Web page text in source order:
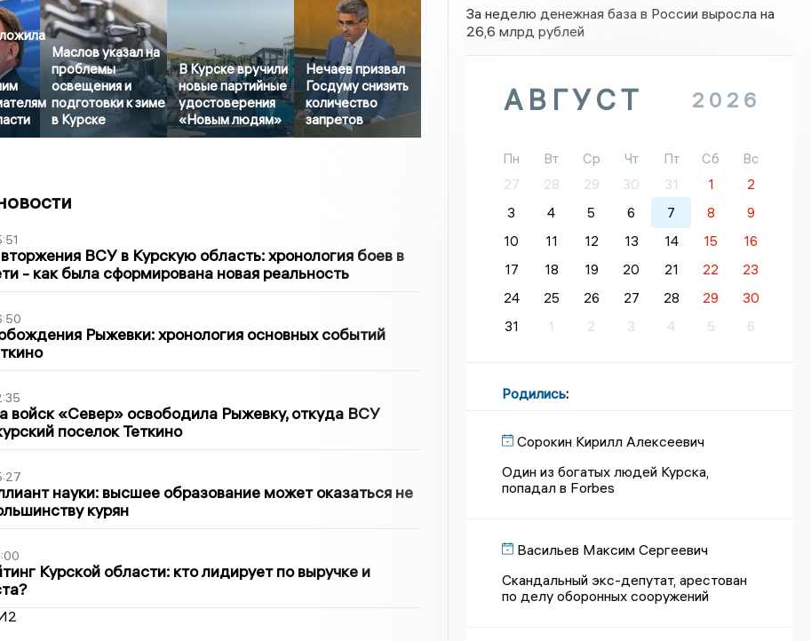
Маслов указал на
проблемы
освещения и
подготовки к зиме
в Курске
В Курске вручили
новые партийные
удостоверения
«Новым людям»
Нечаев призвал
Госдуму снизить
количество
запретов
ВСУ в Курскую область: хронология боев в
- как была сформирована новая реальность
Рыжевки: хронология основных событий
войск «Север» освободила Рыжевку, откуда ВСУ
поселок Теткино
науки: высшее образование может оказаться не
курян
Курской области: кто лидирует по выручке и
За неделю денежная база в России выросла на
26,6 млрд рублей
АВГУСТ 2026
Пн Вт Ср Чт Пт Сб
Вс
27
28 29 30 31 1
2
3
4 5 6 7 8
9
10
11 12 13 14 15
16
17
18 19 20 21 22
23
24
25 26 27 28 29
30
31
1 2 3 4 5 6
Родились:
Сорокин Кирилл Алексеевич
Один из богатых людей Курска,
попадал в Forbes
Васильев Максим Сергеевич
Скандальный экс-депутат, арестован
по делу оборонных сооружений